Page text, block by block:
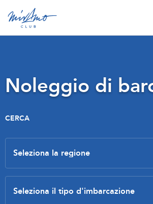
Noleggio di
CERCA